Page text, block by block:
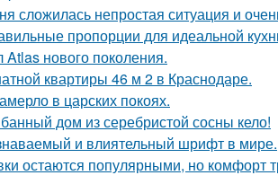
сложилась непростая ситуация и
пропорции для идеальной
нового поколения.
квартиры 46 м 2 в Краснодаре.
в царских покоях.
дом из серебристой сосны кело!
и влиятельный шрифт в мире.
остаются популярными, но комфорт